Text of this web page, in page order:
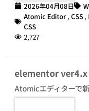
2026年04月08日
Atomic Editor , CSS ,
CSS
2,727
elementor ver4.x
Atomicエディターで